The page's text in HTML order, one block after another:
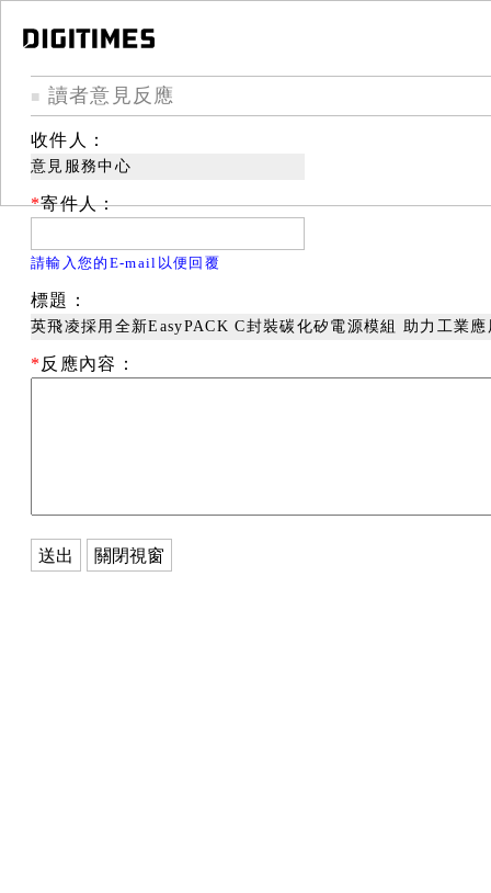
■ 讀者意見反應
收件人：
意見服務中心
*寄件人：
請輸入您的E-mail以便回覆
標題：
英飛凌採用全新EasyPACK C封裝碳化矽電源模組 助力工業應
* 反應內容：